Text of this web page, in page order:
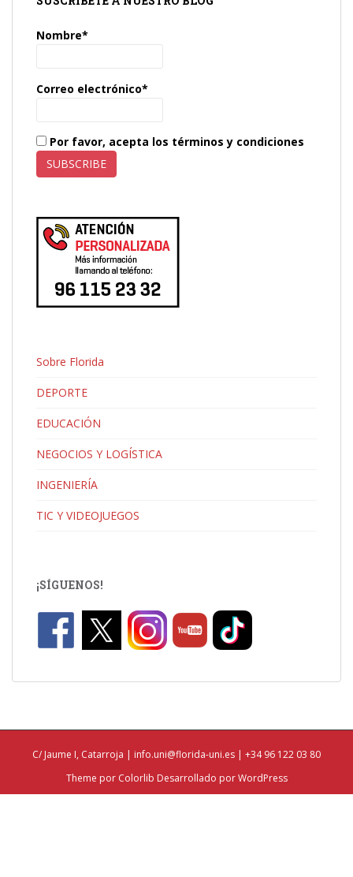
Nombre*
Correo electrónico*
Por favor, acepta los términos y condiciones
Sobre Florida
DEPORTE
EDUCACIÓN
NEGOCIOS Y LOGÍSTICA
INGENIERÍA
TIC Y VIDEOJUEGOS
¡SÍGUENOS!
C/ Jaume I, Catarroja | info.uni@florida-uni.es | +34 96 122 03 80
Theme por Colorlib Desarrollado porWordPress